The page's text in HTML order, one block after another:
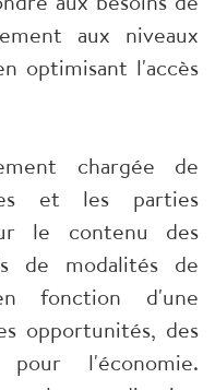
aux niveaux
optimisant l'accès
chargée de
et les parties
le contenu des
de modalités de
fonction d'une
opportunités, des
l'économie.